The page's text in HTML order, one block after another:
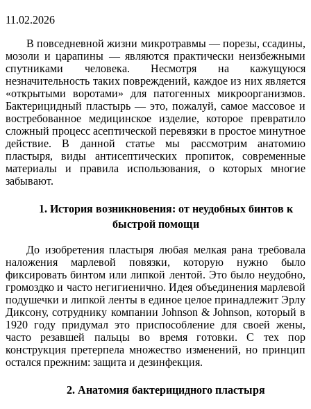
11.02.2026
В повседневной жизни микротравмы — порезы, ссадины,
мозоли и царапины — являются практически неизбежными
спутниками человека. Несмотря на кажущуюся
незначительность таких повреждений, каждое из них является
«открытыми воротами» для патогенных микроорганизмов.
Бактерицидный пластырь — это, пожалуй, самое массовое и
востребованное медицинское изделие, которое превратило
сложный процесс асептической перевязки в простое минутное
действие. В данной статье мы рассмотрим анатомию
пластыря, виды антисептических пропиток, современные
материалы и правила использования, о которых многие
забывают.
1. История возникновения: от неудобных бинтов к
быстрой помощи
До изобретения пластыря любая мелкая рана требовала
наложения марлевой повязки, которую нужно было
фиксировать бинтом или липкой лентой. Это было неудобно,
громоздко и часто негигиенично. Идея объединения марлевой
подушечки и липкой ленты в единое целое принадлежит Эрлу
Диксону, сотруднику компании Johnson & Johnson, который в
1920 году придумал это приспособление для своей жены,
часто резавшей пальцы во время готовки. С тех пор
конструкция претерпела множество изменений, но принцип
остался прежним: защита и дезинфекция.
2. Анатомия бактерицидного пластыря